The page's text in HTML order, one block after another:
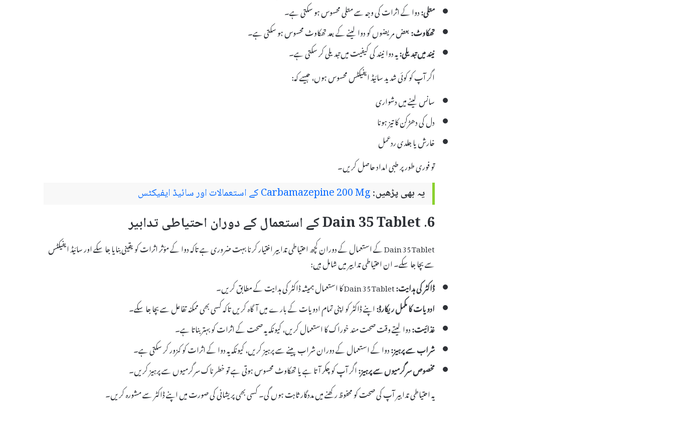
متلی:دوا کے اثرات کی وجہ سے متلی محسوس ہو سکتی ہے۔
تھکاوٹ:بعض مریضوں کو دوا لینے کے بعد تھکاوٹ محسوس ہو سکتی ہے۔
نیند میں تبدیلی:یہ دوا نیند کی کیفیت میں تبدیلی کر سکتی ہے۔
اگر آپ کو کوئی شدید سائیڈ ایفیکٹس محسوس ہوں، جیسے کہ:
سانس لینے میں دشواری
دل کی دھڑکن کا تیز ہونا
خارش یا جلدی ردعمل
تو فوری طور پر طبی امداد حاصل کریں۔
یہ بھی پڑھیں:Carbamazepine 200 Mg کے استعمالات اور سائیڈ ایفیکٹس
6. Dain 35 Tablet کے استعمال کے دوران احتیاطی تدابیر
Dain 35 Tablet کے استعمال کے دوران کچھ احتیاطی تدابیر اختیار کرنا بہت ضروری ہے تاکہ دوا کے مؤثر اثرات کو یقینی بنایا جا سکے اور سائیڈ ایفیکٹس
سے بچا جا سکے۔ ان احتیاطی تدابیر میں شامل ہیں:
ڈاکٹر کی ہدایت:
ادویات کا مکمل ریکارڈ:اپنے ڈاکٹر کو اپنی تمام ادویات کے بارے میں آگاہ کریں تاکہ کسی بھی ممکنہ تفاعل سے بچا جا سکے۔
غذائیت:دوا لیتے وقت صحت مند خوراک کا استعمال کریں، کیونکہ یہ صحت کے اثرات کو بہتر بناتا ہے۔
شراب سے پرہیز:دوا کے استعمال کے دوران شراب پینے سے پرہیز کریں، کیونکہ یہ دوا کے اثرات کو کمزور کر سکتی ہے۔
مخصوص سرگرمیوں سے پرہیز:اگر آپ کو چکر آتا ہے یا تھکاوٹ محسوس ہوتی ہے تو خطرناک سرگرمیوں سے پرہیز کریں۔
یہ احتیاطی تدابیر آپ کی صحت کو محفوظ رکھنے میں مددگار ثابت ہوں گی۔ کسی بھی پریشانی کی صورت میں اپنے ڈاکٹر سے مشورہ کریں۔